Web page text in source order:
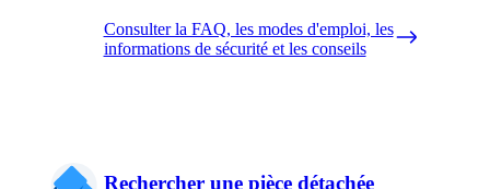
Consulter la FAQ, les modes d'emploi, les
informations de sécurité et les conseils
Rechercher une pièce détachée